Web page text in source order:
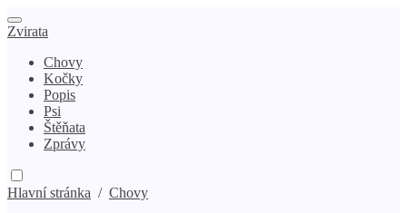
Zvirata
Chovy
Kočky
Popis
Psi
Štěňata
Zprávy
Hlavní stránka / Chovy